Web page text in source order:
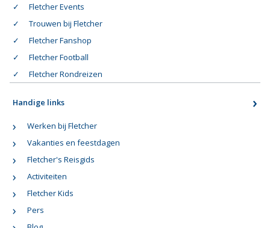
Fletcher Events
Trouwen bij Fletcher
Fletcher Fanshop
Fletcher Football
Fletcher Rondreizen
Handige links
Werken bij Fletcher
Vakanties en feestdagen
Fletcher's Reisgids
Activiteiten
Fletcher Kids
Pers